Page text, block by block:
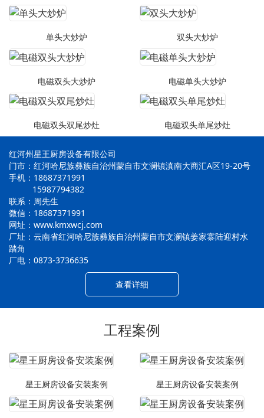
单头大炒炉 双头大炒炉
电磁双头大炒炉 电磁单头大炒炉
电磁双头双尾炒灶 电磁双头单尾炒灶
红河州星王厨房设备有限公司
门市：红河哈尼族彝族自治州蒙自市文澜镇滇南大商汇A区19-20号
手机：18687371991
15987794382
联系：周先生
微信：18687371991
网址：www.kmxwcj.com
厂址：云南省红河哈尼族彝族自治州蒙自市文澜镇姜家寨陆迎村水
踏角
厂电：0873-3736635
查看详细
工程案例
星王厨房设备安装案例 星王厨房设备安装案例